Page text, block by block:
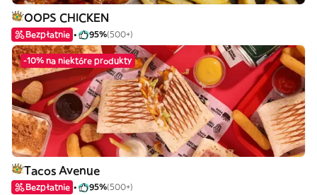
OOPS CHICKEN
Bezpłatnie 95%(500+)
-10% na niektóre produkty
Tacos Avenue
Bezpłatnie 95%(500+)